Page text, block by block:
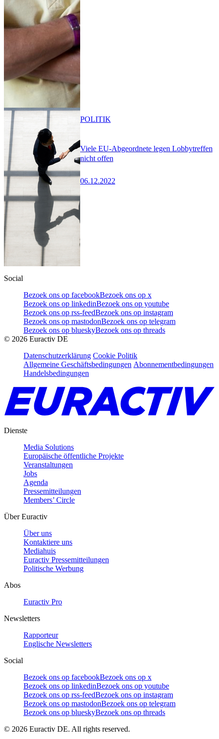
Viele EU-Abgeordnete legen Lobbytreffen
nicht offen
06.12.2022
POLITIK
Social
Bezoek ons op facebookBezoek ons op x
Bezoek ons op linkedinBezoek ons op youtube
Bezoek ons op rss-feedBezoek ons op instagram
Bezoek ons op mastodonBezoek ons op telegram
Bezoek ons op blueskyBezoek ons op threads
© 2026 Euractiv DE
Datenschutzerklärung Cookie Politik
Allgemeine Geschäftsbedingungen Abonnementbedingungen
Handelsbedingungen
Dienste
Media Solutions
Europäische öffentliche Projekte
Veranstaltungen
Jobs
Agenda
Pressemitteilungen
Members’ Circle
Über Euractiv
Über uns
Kontaktiere uns
Mediahuis
Euractiv Pressemitteilungen
Politische Werbung
Abos
Euractiv Pro
Newsletters
Rapporteur
Englische Newsletters
Social
Bezoek ons op facebookBezoek ons op x
Bezoek ons op linkedinBezoek ons op youtube
Bezoek ons op rss-feedBezoek ons op instagram
Bezoek ons op mastodonBezoek ons op telegram
Bezoek ons op blueskyBezoek ons op threads
© 2026 Euractiv DE. All rights reserved.